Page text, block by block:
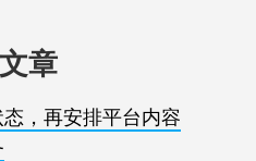
章
，再安排平台内容